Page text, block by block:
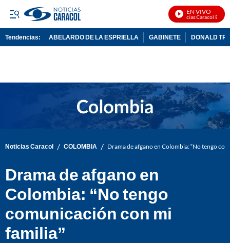
EN VIVO
Noticias Caracol En Vivo
Tendencias: ABELARDO DE LA ESPRIELLA GABINETE DONALD
Noticias Caracol / COLOMBIA / Drama de afgano en Colombia: “No tengo
Drama de afgano en
Colombia: “No tengo
comunicación con mi
familia”